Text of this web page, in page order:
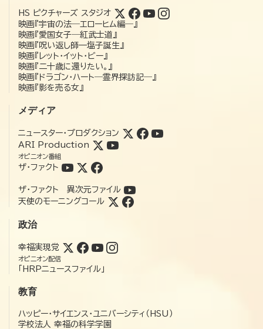
HS ピクチャーズ スタジオ
映画『宇宙の法―エローヒム編―』
映画『愛国女子―紅武士道』
映画『呪い返し師—塩子誕生』
映画『レット・イット・ビー』
映画『二十歳に還りたい。』
映画『ドラゴン・ハート―霊界探訪記―』
映画『影を売る女』
メディア
ニュースター・プロダクション
ARI Production
オピニオン番組
ザ・ファクト
ザ・ファクト 異次元ファイル
天使のモーニングコール
政治
幸福実現党
オピニオン配信
「HRPニュースファイル」
教育
ハッピー・サイエンス・ユニバーシティ（HSU）
学校法人 幸福の科学学園